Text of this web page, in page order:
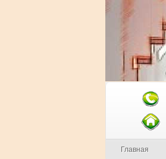
Главная